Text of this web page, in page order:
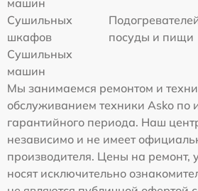
машин
Сушильных
шкафов
посуды и пищи
Сушильных
машин
Мы занимаемся ремонтом и
обслуживанием техники Asko по
гарантийного периода. Наш
независимо и не имеет
производителя. Цены на ремонт,
носят исключительно